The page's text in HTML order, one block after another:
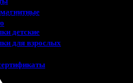
детские
для взрослых
в полном восторге!
формат и загрузить